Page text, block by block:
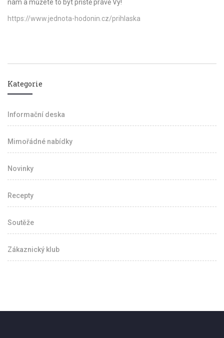
nám a můžete to být příště právě Vy!
https://www.jednota-hodonin.cz/prihlaska
Kategorie
Informační deska
Mimořádné nabídky
Novinky
Recepty
Soutěže
Zákaznický klub